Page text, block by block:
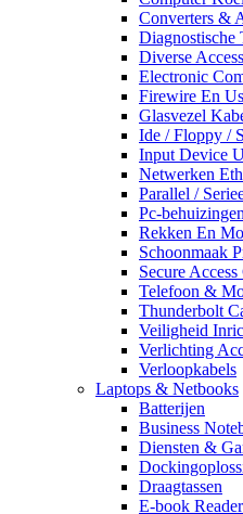
Converters &
Diagnostische
Diverse
Electronic
Firewire En
Glasvezel
Ide / Floppy /
Input Device
Netwerken
Parallel /
Pc-behuizingen
Rekken En
Schoonmaak
Secure
Telefoon &
Thunderbolt
Veiligheid
Verlichting
Verloopkabels
Laptops & Netbooks
Batterijen
Business
Diensten &
Draagtassen
E-book Reader